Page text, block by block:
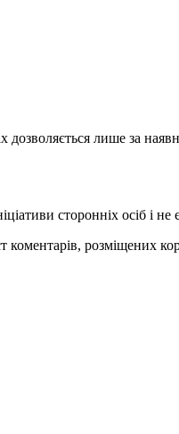
лише за
сторонніх осіб і
розміщених